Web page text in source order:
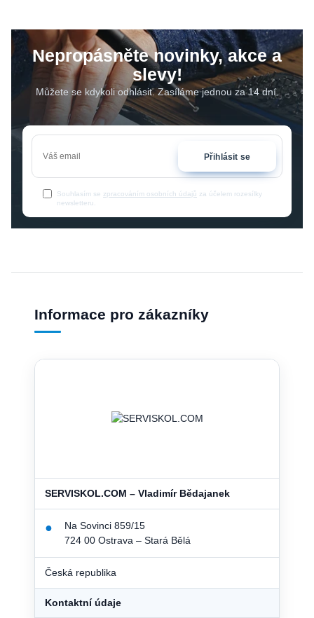
Nepropásněte novinky, akce a
slevy!
Můžete se kdykoli odhlásit. Zasíláme jednou za 14 dní.
Přihlásit se
Souhlasím se zpracováním osobních údajů za účelem rozesílky
newsletteru.
Informace pro zákazníky
SERVISKOL.COM – Vladimír Bědajanek
●
Na Sovinci 859/15
724 00 Ostrava – Stará Bělá
Česká republika
Kontaktní údaje